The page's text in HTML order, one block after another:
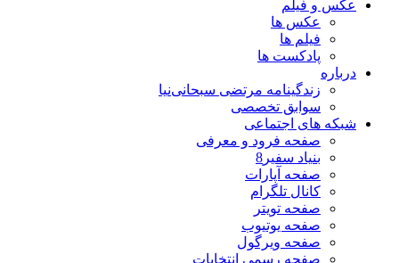
عکس و فیلم
عکس ها
فیلم ها
پادکست ها
درباره
زندگینامه مرتضی سبحانی‌نیا
سوابق تخصصی
شبکه های اجتماعی
صفحه فرود و معرفی
بنیاد سفیر8
صفحه آپارات
کانال تلگرام
صفحه تویتر
صفحه یوتیوب
صفحه ویرگول
صفحه رسمی انتخابات